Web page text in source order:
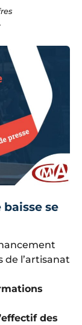
se
l’artisanat
des